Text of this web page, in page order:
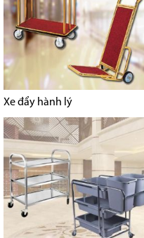
Xe đẩy hành lý